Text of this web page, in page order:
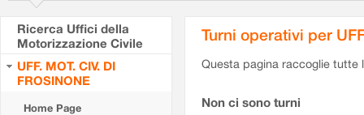
Ricerca Uffici della
Motorizzazione Civile
UFF. MOT. CIV. DI
FROSINONE
Home Page
Turni operativi per
Questa pagina raccoglie tutte
Non ci sono turni